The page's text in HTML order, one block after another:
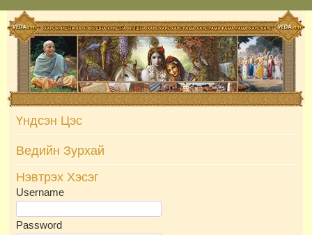
Skip
to
content
Үндсэн Цэс
Ведийн Зурхай
Нэвтрэх Хэсэг
Username
Password